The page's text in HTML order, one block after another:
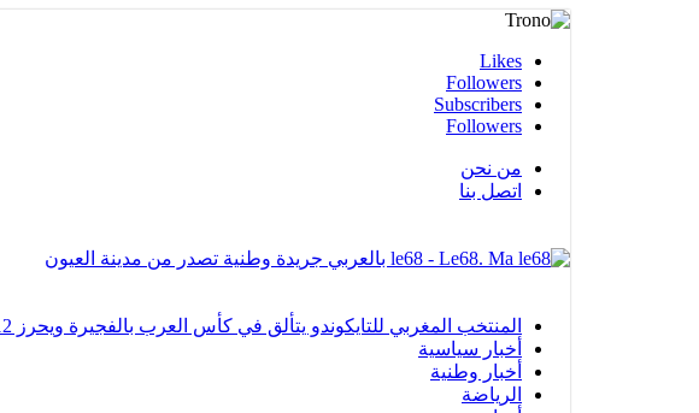
Likes
Followers
Subscribers
Followers
من نحن
اتصل بنا
le68 - Le68. Ma بالعربي جريدة وطنية تصدر من مدينة العيون
المنتخب المغربي للتايكوندو يتألق في كأس العرب بالفجيرة ويحرز 12 ميدالية منها 8 ذهبية (التفاصيل)
أخبار سياسية
أخبار وطنية
الرياضة